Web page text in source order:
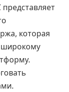
которая
широкому